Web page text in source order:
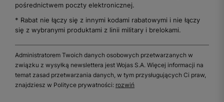
pośrednictwem poczty elektronicznej.
* Rabat nie łączy się z innymi kodami rabatowymi i nie łączy
się z wybranymi produktami z linii military i brelokami.
Administratorem Twoich danych osobowych przetwarzanych w
związku z wysyłką newslettera jest Wojas S.A. Więcej informacji na
temat zasad przetwarzania danych, w tym przysługujących Ci praw,
znajdziesz w Polityce prywatności: rozwiń